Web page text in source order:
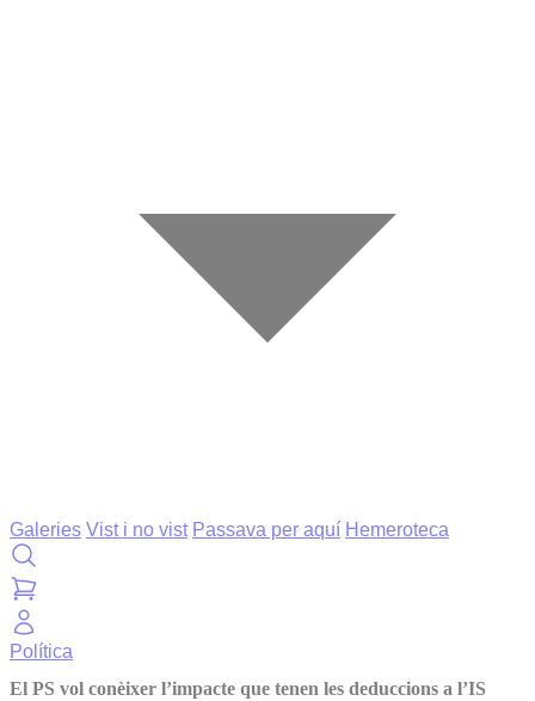
Galeries Vist i no vist Passava per aquí Hemeroteca
Política
El PS vol conèixer l’impacte que tenen les deduccions a l’IS